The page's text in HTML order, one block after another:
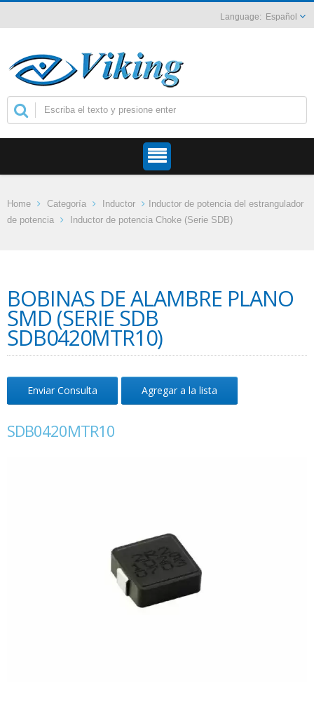
Español
Home Categoría Inductor
Inductor de potencia del estrangulador
de potencia
Inductor de potencia Choke (Serie SDB)
BOBINAS DE ALAMBRE PLANO
SMD (SERIE SDB
SDB0420MTR10)
Enviar Consulta Agregar a la lista
SDB0420MTR10